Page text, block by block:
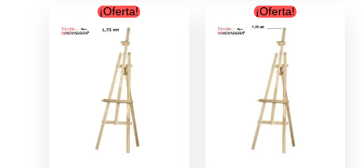
¡Oferta!Original
price
was:
$19.900.
¡Oferta!Original
price
was:
$14.900.